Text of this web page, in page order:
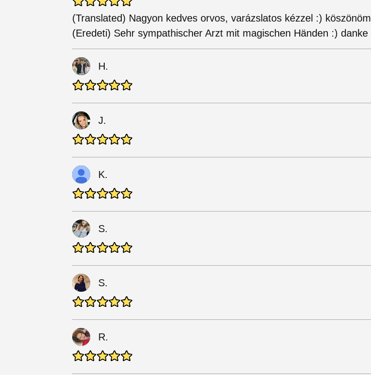
(Translated) Nagyon kedves orvos, varázslatos kézzel :) köszönöm
(Eredeti) Sehr sympathischer Arzt mit magischen Händen :) danke
H.
J.
K.
S.
S.
R.